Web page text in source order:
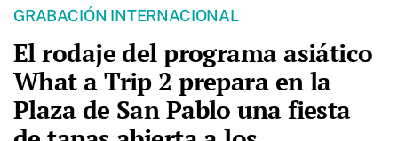
GRABACIÓN INTERNACIONAL
El rodaje del programa asiático
What a Trip 2 prepara en la
Plaza de San Pablo una fiesta